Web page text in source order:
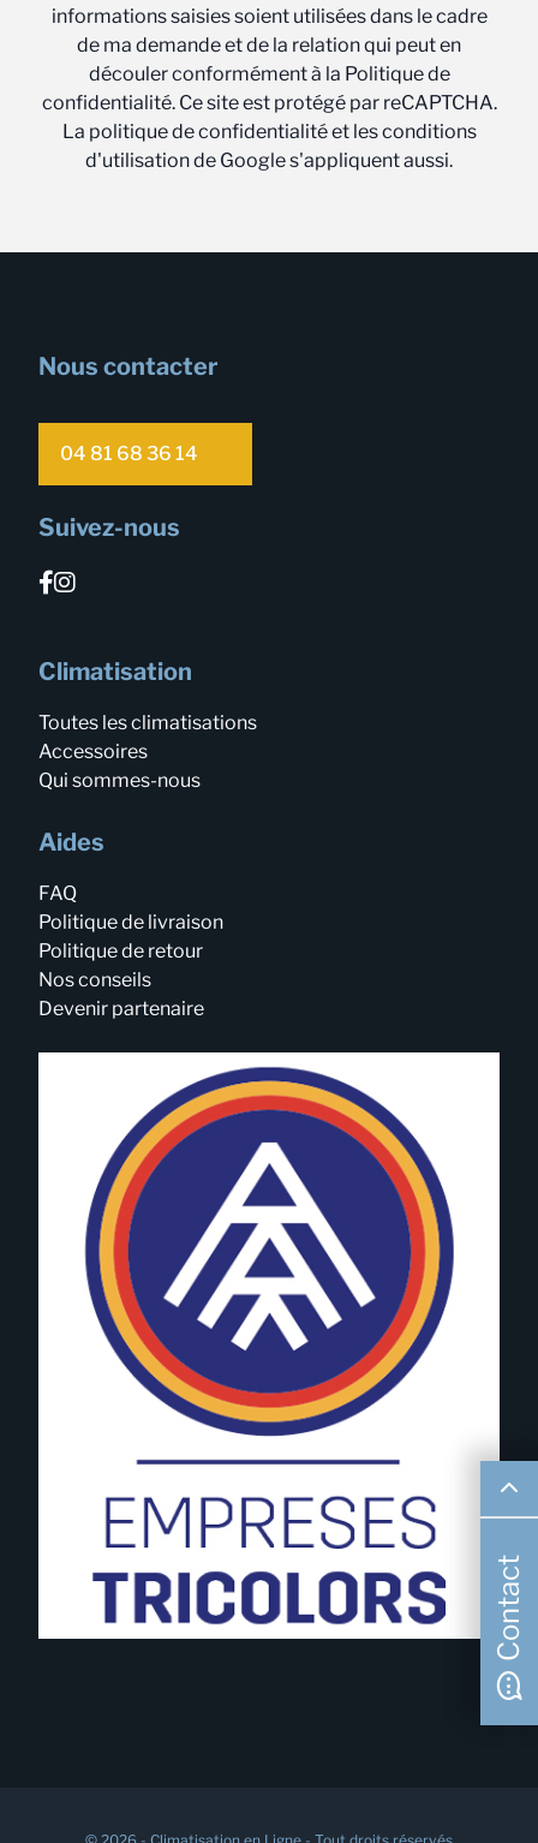
informations saisies soient utilisées dans le cadre
de ma demande et de la relation qui peut en
découler conformément à la Politique de
confidentialité. Ce site est protégé par reCAPTCHA.
La politique de confidentialité et les conditions
d'utilisation de Google s'appliquent aussi.
Nous contacter
04 81 68 36 14
Suivez-nous
Climatisation
Toutes les climatisations
Accessoires
Qui sommes-nous
Aides
FAQ
Politique de livraison
Politique de retour
Nos conseils
Devenir partenaire
Contact